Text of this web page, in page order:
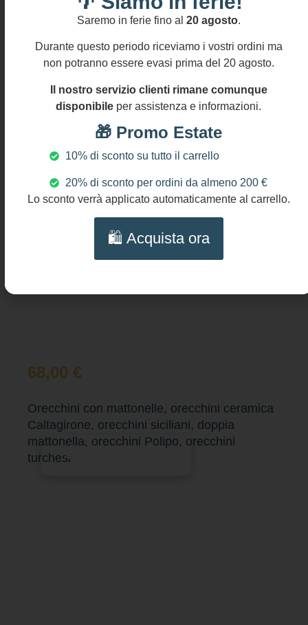
circa cm 7
NICHEL AND
LEAD FREE
Prodotti Correlati
68,00 €
Orecchini con mattonelle, orecchini ceramica
Caltagirone, orecchini siciliani, doppia
mattonella, orecchini Polipo, orecchini
turchesiAggiungi al carrello
Saremo in ferie fino al 20 agosto.
Durante questo periodo riceviamo i vostri ordini ma
non potranno essere evasi prima del 20 agosto.
Il nostro servizio clienti rimane comunque
disponibile per assistenza e informazioni.
🎁 Promo Estate
10% di sconto su tutto il carrello
20% di sconto per ordini da almeno 200 €
Lo sconto verrà applicato automaticamente al carrello.
🛍️ Acquista ora